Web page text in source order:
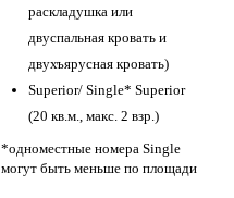
раскладушка или
двуспальная кровать и
двухъярусная кровать)
Superior/ Single* Superior
(20 кв.м., макс. 2 взр.)
*одноместные номера Single
могут быть меньше по площади